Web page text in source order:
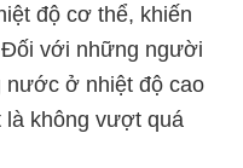
độ cơ thể, khiến
với những người
nước ở nhiệt độ cao
là không vượt quá